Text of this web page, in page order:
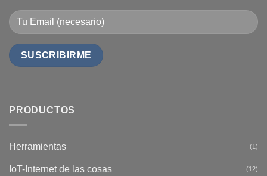
PRODUCTOS
Herramientas (1)
IoT-Internet de las cosas (12)